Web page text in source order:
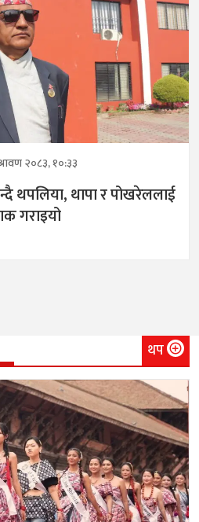
२०८३, १०:३३
थपलिया, थापा र पोखरेललाई
गराइयो
थप